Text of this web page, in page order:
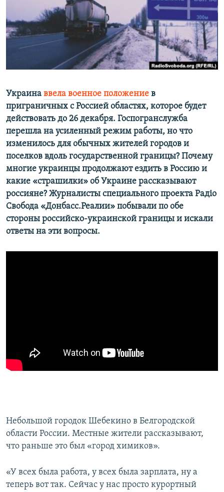
ПОБЕДИТЕЛЕЙ НЕ СУДЯТ?
КРЫМ.НЕПОКОРЕННЫЙ
ELIFBE
УКРАИНСКАЯ ПРОБЛЕМА КРЫМА
ПРИСОЕДИНЯЙТЕСЬ!
Украина ввела военное положение в
приграничных с Россией областях, которое будет
действовать до 26 декабря. Госпогранслужба
перешла на усиленный режим работы, но что
изменилось для обычных жителей городов и
поселков вдоль государственной границы? Почему
многие украинцы продолжают ездить в Россию и
какие «страшилки» об Украине рассказывают
россияне? Журналисты специального проекта Радіо
Свобода «Донбасс.Реалии» побывали по обе
стороны российско-украинской границы и искали
ответы на эти вопросы.
Небольшой городок Шебекино в Белгородской
области России. Местные жители рассказывают,
что раньше это был «город химиков».
«У всех была работа, у всех была зарплата, ну а
теперь вот так. Сейчас у нас просто курортный